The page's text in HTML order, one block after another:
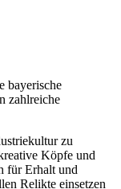
bayerische
zahlreiche
zu
Köpfe und
für Erhalt und
Relikte einsetzen